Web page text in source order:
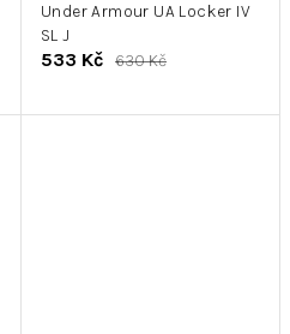
Under Armour UA Locker IV
SL J
533 Kč 630 Kč